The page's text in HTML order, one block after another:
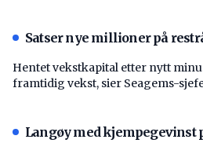
Satser nye millioner på
Hentet vekstkapital etter nytt
framtidig vekst, sier Seagems-
Langøy med kjempegevinst